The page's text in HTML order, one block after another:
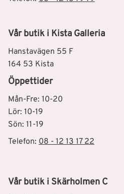
Vår butik i Kista Galleria
Hanstavägen 55 F
164 53 Kista
Öppettider
Mån-Fre: 10-20
Lör: 10-19
Sön: 11-19
Telefon: 08 - 12 13 17 22
Vår butik i Skärholmen C